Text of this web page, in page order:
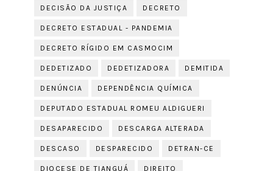
DECISÃO DA JUSTIÇA DECRETO
DECRETO ESTADUAL - PANDEMIA
DECRETO RÍGIDO EM CASMOCIM
DEDETIZADO DEDETIZADORA DEMITIDA
DENÚNCIA DEPENDÊNCIA QUÍMICA
DEPUTADO ESTADUAL ROMEU ALDIGUERI
DESAPARECIDO DESCARGA ALTERADA
DESCASO DESPARECIDO DETRAN-CE
DIOCESE DE TIANGUÁ DIREITO